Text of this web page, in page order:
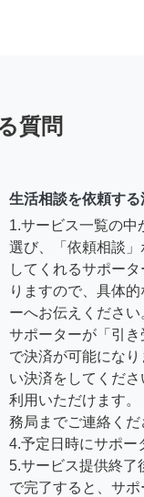
質問
生活相談を依頼する
1.サービス一覧の中
選び、「依頼相談
してくれるサポー
りますので、具体
ーへお伝えくださ
サポーターが「引
で決済が可能にな
い決済をしてくだ
利用いただけます
務局までご連絡くだ
4.予定日時にサポー
5.サービス提供終了
で完了すると、サ